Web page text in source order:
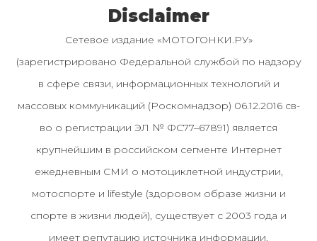
Disclaimer
Сетевое издание «МОТОГОНКИ.РУ»
(зарегистрировано Федеральной службой по надзору
в сфере связи, информационных технологий и
массовых коммуникаций (Роскомнадзор) 06.12.2016 св-
во о регистрации ЭЛ № ФС77–67891) является
крупнейшим в российском сегменте Интернет
ежедневным СМИ о мотоциклетной индустрии,
мотоспорте и lifestyle (здоровом образе жизни и
спорте в жизни людей), существует с 2003 года и
имеет репутацию источника информации.